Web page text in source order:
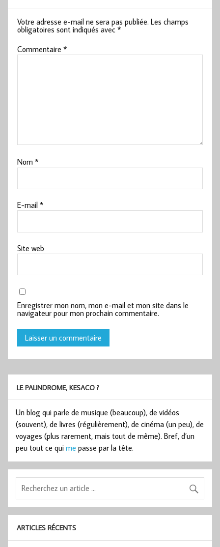
Votre adresse e-mail ne sera pas publiée. Les champs
obligatoires sont indiqués avec*
Commentaire*
Nom*
E-mail*
Site web
Enregistrer mon nom, mon e-mail et mon site dans le
navigateur pour mon prochain commentaire.
LE PALINDROME, KESACO ?
Un blog qui parle de musique (beaucoup), de vidéos
(souvent), de livres (régulièrement), de cinéma (un peu), de
voyages (plus rarement, mais tout de même). Bref, d’un
peu tout ce qui me passe par la tête.
ARTICLES RÉCENTS